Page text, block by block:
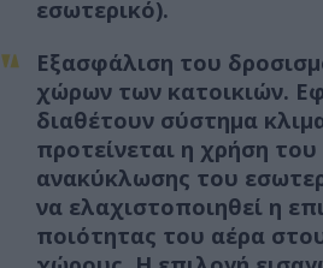
εσωτερικό).
Εξασφάλιση του
χώρων των κατοικιών.
διαθέτουν σύστημα
προτείνεται η χρήση
ανακύκλωσης του
να ελαχιστοποιηθεί η
ποιότητας του αέρα